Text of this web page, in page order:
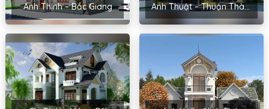
Anh Thịnh – Bắc Giang Anh Thuật – Thuận Thành, Bắc Ninh